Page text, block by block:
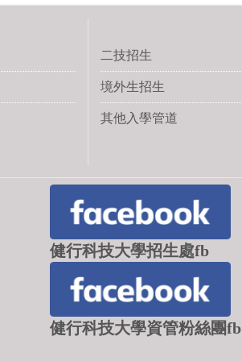
二技招生
境外生招生
其他入學管道
健行科技大學招生處fb
健行科技大學資管粉絲團fb